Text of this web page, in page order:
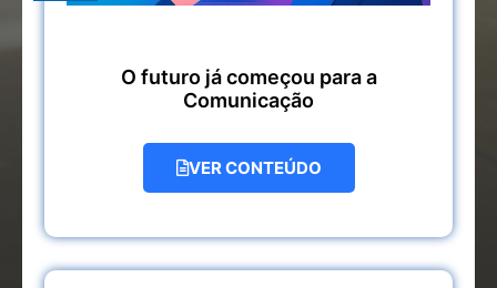
O futuro já começou para a
Comunicação
VER CONTEÚDO